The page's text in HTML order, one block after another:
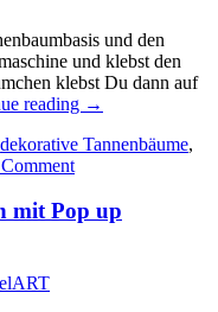
und den
und klebst den
klebst Du dann auf
reading „Dekorative
diese
→
dekorative Tannenbäume,
mit Pop up